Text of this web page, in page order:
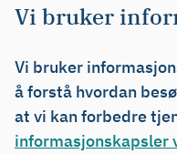
Vi bruker
Vi bruker
å forstå hvordan
at vi kan forbedre
informasjonskapsler